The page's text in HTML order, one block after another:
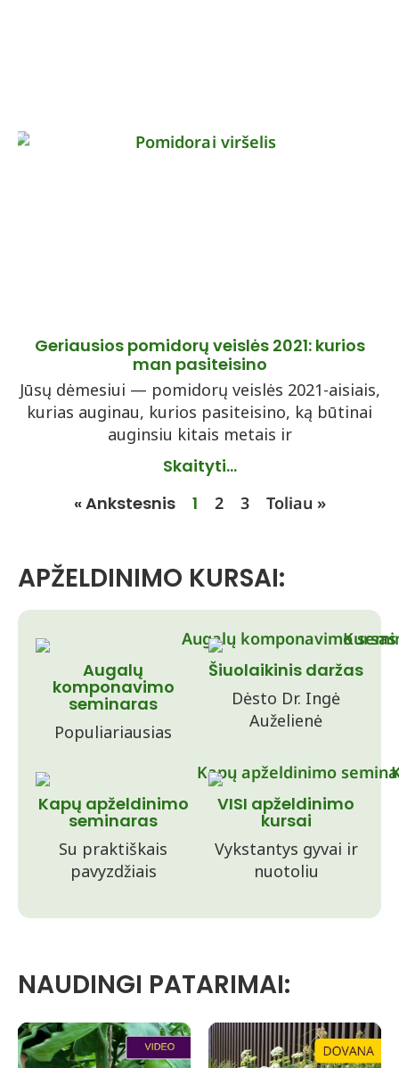
Geriausios pomidorų veislės 2021: kurios
man pasiteisino
Jūsų dėmesiui — pomidorų veislės 2021-aisiais,
kurias auginau, kurios pasiteisino, ką būtinai
auginsiu kitais metais ir
Skaityti...
« Ankstesnis
1 2 3 Toliau »
APŽELDINIMO KURSAI:
Augalų
komponavimo
seminaras
Populiariausias
Šiuolaikinis daržas
Dėsto Dr. Ingė
Auželienė
Kapų apželdinimo
seminaras
Su praktiškais
pavyzdžiais
VISI apželdinimo
kursai
Vykstantys gyvai ir
nuotoliu
NAUDINGI PATARIMAI: